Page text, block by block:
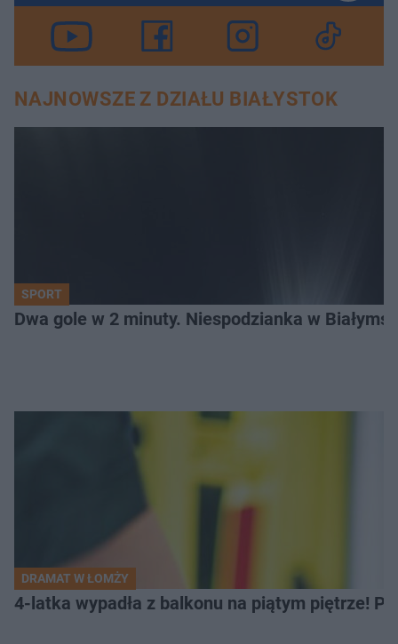
NAJNOWSZE Z DZIAŁU BIAŁYSTOK
SPORT
Dwa gole w 2 minuty. Niespodzianka w
DRAMAT W ŁOMŻY
4-latka wypadła z balkonu na piątym piętrze!